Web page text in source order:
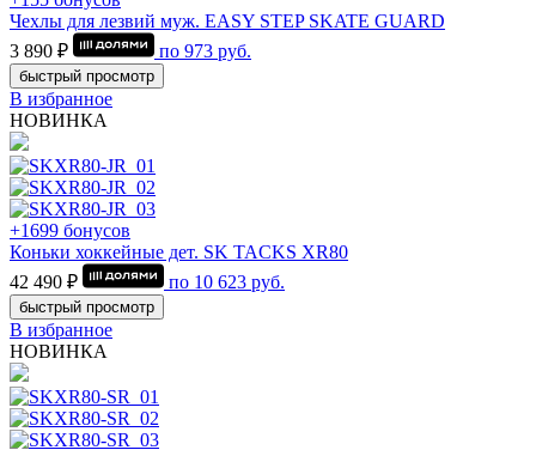
Чехлы для лезвий муж. EASY STEP SKATE GUARD
3 890 ₽
по 973 руб.
быстрый просмотр
В избранное
НОВИНКА
+1699 бонусов
Коньки хоккейные дет. SK TACKS XR80
42 490 ₽
по 10 623 руб.
быстрый просмотр
В избранное
НОВИНКА